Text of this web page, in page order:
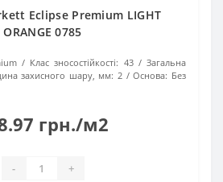
Eclipse Premium LIGHT
ORANGE 0785
Клас зносостійкості: 43
Загальна
захисного шару, мм: 2 Основа: Без
грн./м2
- +